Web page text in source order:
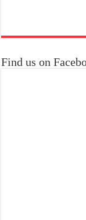
Find us on